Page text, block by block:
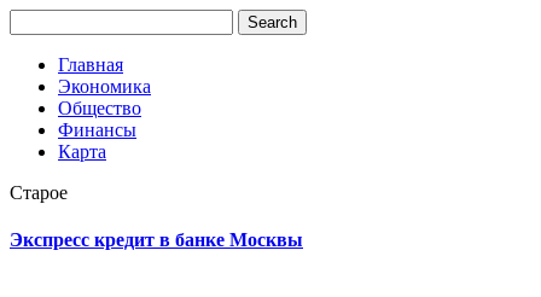
Главная
Экономика
Общество
Финансы
Карта
Старое
Экспресс кредит в банке Москвы